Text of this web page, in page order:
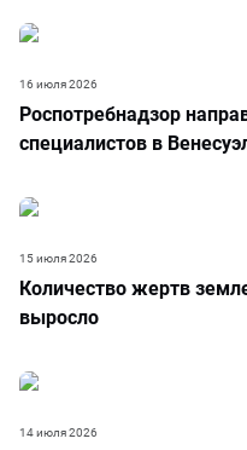
Роспотребнадзор
специалистов в
16 июля 2026
Количество жертв
выросло
15 июля 2026
14 июля 2026